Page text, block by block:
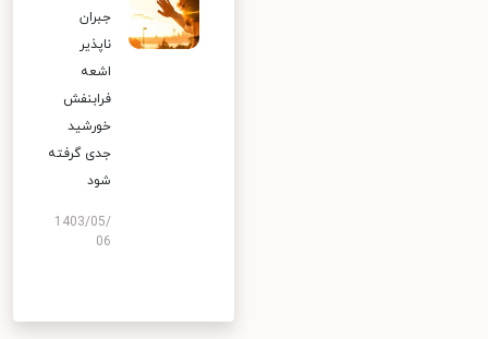
جبران
ناپذیر
اشعه
فرابنفش
خورشید
جدی گرفته
شود
1403/05/
06